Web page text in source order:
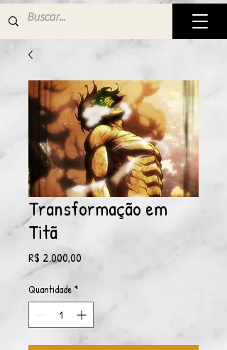
Transformação em
Titã
R$ 2.000,00
Quantidade *